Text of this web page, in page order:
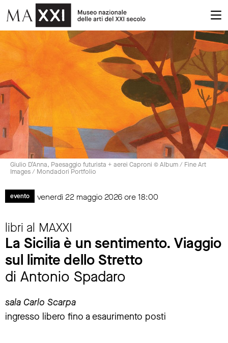
Giulio D’Anna, Paesaggio futurista + aerei Caproni © Album / Fine Art
Images / Mondadori Portfolio
evento venerdì 22 maggio 2026 ore 18:00
libri al MAXXI
La Sicilia è un sentimento. Viaggio
sul limite dello Stretto
di Antonio Spadaro
sala Carlo Scarpa
ingresso libero fino a esaurimento posti